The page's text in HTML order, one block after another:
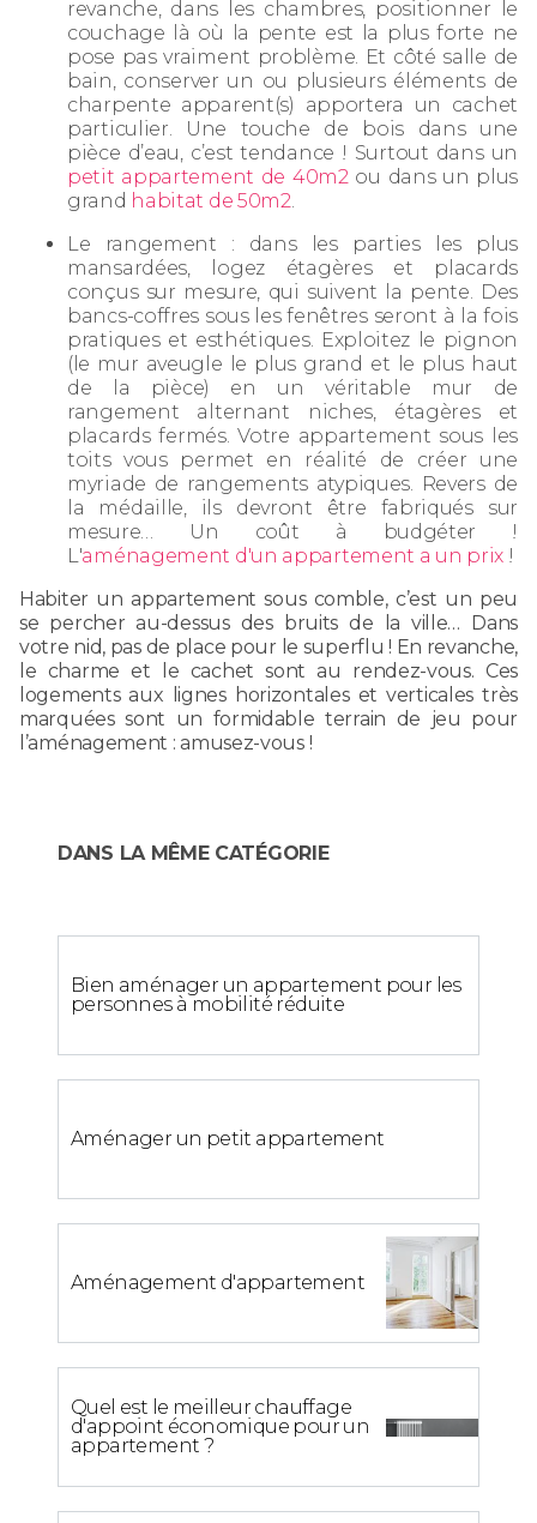
revanche, dans les chambres, positionner le
couchage là où la pente est la plus forte ne
pose pas vraiment problème. Et côté salle de
bain, conserver un ou plusieurs éléments de
charpente apparent(s) apportera un cachet
particulier. Une touche de bois dans une
pièce d’eau, c’est tendance ! Surtout dans un
petit appartement de 40m2 ou dans un plus
grand habitat de 50m2
Le rangement : dans les parties les plus
mansardées, logez étagères et placards
conçus sur mesure, qui suivent la pente. Des
bancs-coffres sous les fenêtres seront à la fois
pratiques et esthétiques. Exploitez le pignon
(le mur aveugle le plus grand et le plus haut
de la pièce) en un véritable mur de
rangement alternant niches, étagères et
placards fermés. Votre appartement sous les
toits vous permet en réalité de créer une
myriade de rangements atypiques. Revers de
la médaille, ils devront être fabriqués sur
mesure… Un coût à budgéter !
L'aménagement d'un appartement a un prix !
Habiter un appartement sous comble, c’est un peu
se percher au-dessus des bruits de la ville… Dans
votre nid, pas de place pour le superflu ! En revanche,
le charme et le cachet sont au rendez-vous. Ces
logements aux lignes horizontales et verticales très
marquées sont un formidable terrain de jeu pour
l’aménagement : amusez-vous !
DANS LA MÊME CATÉGORIE
Bien aménager un appartement pour les
personnes à mobilité réduite
Aménager un petit appartement
Aménagement d'appartement
Quel est le meilleur chauffage
d'appoint économique pour un
appartement ?